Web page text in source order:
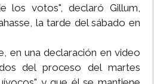
los votos", declaró Gillum,
la tarde del sábado en
en una declaración en video
del proceso del martes